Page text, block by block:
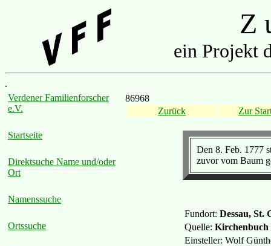
Z
ein Projekt
.
Verdener Familienforscher
e.V.
Startseite
Direktsuche Name und/oder
Ort
Namenssuche
Ortssuche
86968
Zurück
Zur
Den 8. Feb. 1777
zuvor vom Baum
Fundort: Dessau, St.
Quelle: Kirchenbuch
Einsteller: Wolf